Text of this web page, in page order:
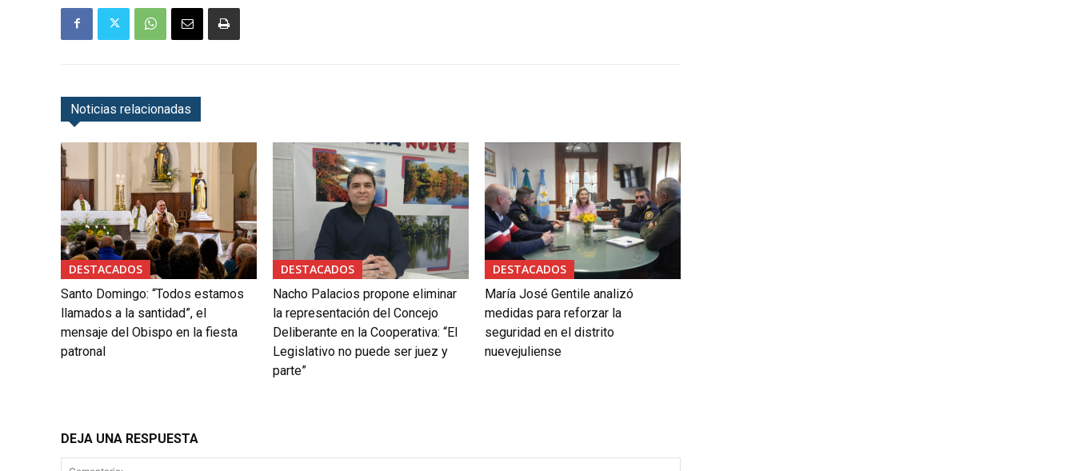
Noticias relacionadas
DESTACADOS
Santo Domingo: “Todos estamos
llamados a la santidad”, el
mensaje del Obispo en la fiesta
patronal
DESTACADOS
Nacho Palacios propone eliminar
la representación del Concejo
Deliberante en la Cooperativa: “El
Legislativo no puede ser juez y
parte”
DESTACADOS
María José Gentile analizó
medidas para reforzar la
seguridad en el distrito
nuevejuliense
DEJA UNA RESPUESTA